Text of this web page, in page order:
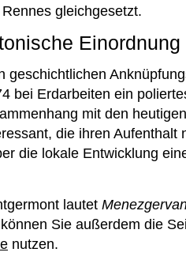
gleichgesetzt.
Einordnung
geschichtlichen
bei Erdarbeiten ein
mit den
die ihren Aufenthalt
die lokale Entwicklung
lautet
Sie außerdem die
nutzen.